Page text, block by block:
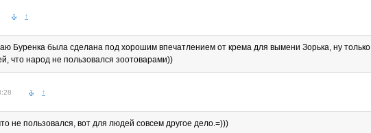
↑
Буренка была сделана под хорошим впечатлением от крема для вымени Зорька, ну только
что народ не пользовался зоотоварами))
↑
не пользовался, вот для людей совсем другое дело.=)))